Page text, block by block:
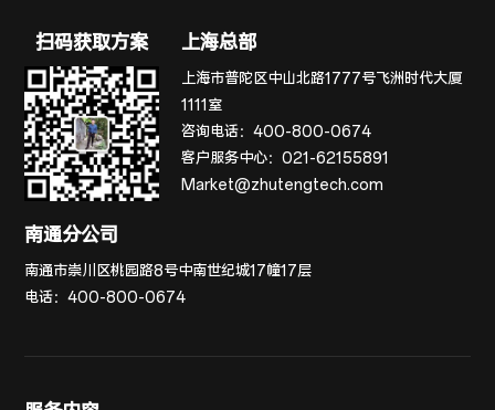
扫码获取方案 上海总部
上海市普陀区中山北路1777号飞洲时代大厦
1111室
咨询电话：400-800-0674
客户服务中心：021-62155891
Market@zhutengtech.com
南通分公司
南通市崇川区桃园路8号中南世纪城17幢17层
电话：400-800-0674